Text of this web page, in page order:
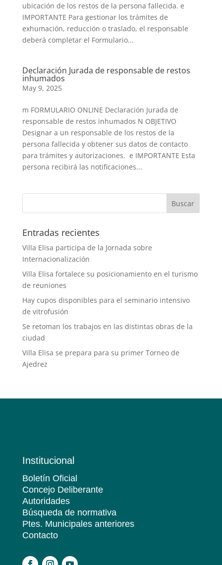
ubicación de los restos de la persona fallecida. e
IMPORTANTE Para gestionar los trámites de
exhumación, reducción o traslado, el responsable
deberá completar el Formulario...
Declaración Jurada de responsable de restos
inhumados
May 9, 2025
m FORMULARIO ONLINE Declaración Jurada de
responsable de restos inhumados N OBJETIVO
Designar a un responsable de los restos de la
persona fallecida y obtener sus datos de contacto
para trámites y autorizaciones. e IMPORTANTE Esta
persona recibirá las notificaciones...
Entradas recientes
Villa Elisa participa de la Jornada sobre
Internacionalización
Villa Elisa fortalece su posicionamiento en el turismo
de reuniones
Hay cupos disponibles para el seminario intensivo
de vitrofusión
Se retoman los trabajos en las distintas obras de la
ciudad
Villa Elisa se prepara para su primer Torneo de
Ajedrez
Institucional
Boletín Oficial
Concejo Deliberante
Autoridades
Búsqueda de normativa
Ptes. Municipales anteriores
Contacto